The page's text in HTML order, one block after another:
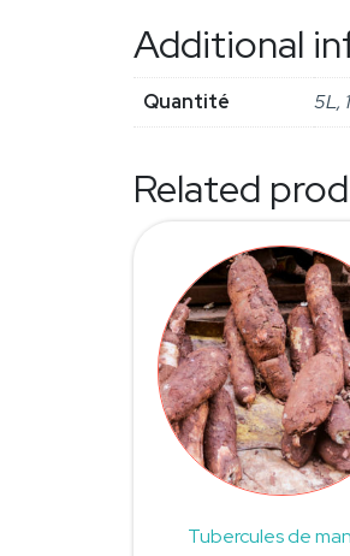
Additional
Quantité 5L,
Related
Tubercules de